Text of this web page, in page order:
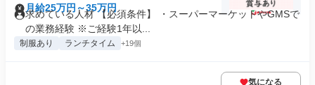
月給25万円～35万円
求めている人材 【必須条件】 ・スーパーマーケットやGMSで
の業務経験 ※ご経験1年以...
制服あり ランチタイム +19個
気になる